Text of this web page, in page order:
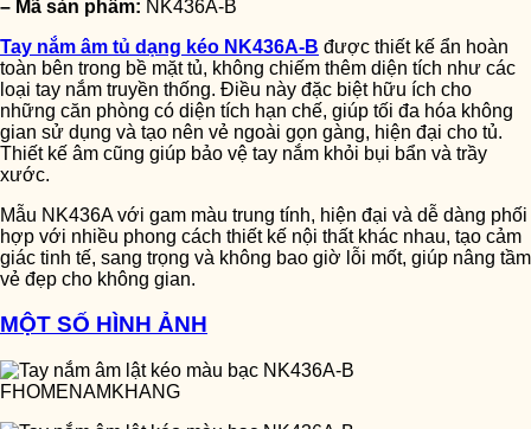
– Mã sản phẩm: NK436A-B
Tay nắm âm tủ dạng kéo NK436A-B được thiết kế ẩn hoàn
toàn bên trong bề mặt tủ, không chiếm thêm diện tích như các
loại tay nắm truyền thống. Điều này đặc biệt hữu ích cho
những căn phòng có diện tích hạn chế, giúp tối đa hóa không
gian sử dụng và tạo nên vẻ ngoài gọn gàng, hiện đại cho tủ.
Thiết kế âm cũng giúp bảo vệ tay nắm khỏi bụi bẩn và trầy
xước.
Mẫu NK436A với gam màu trung tính, hiện đại và dễ dàng phối
hợp với nhiều phong cách thiết kế nội thất khác nhau, tạo cảm
giác tinh tế, sang trọng và không bao giờ lỗi mốt, giúp nâng tầm
vẻ đẹp cho không gian.
MỘT SỐ HÌNH ẢNH